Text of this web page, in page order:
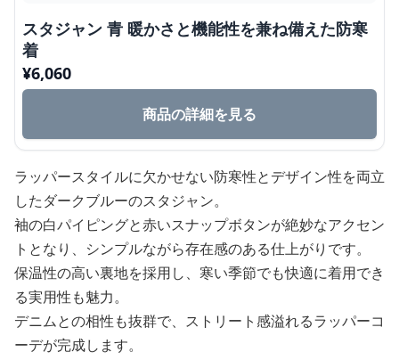
スタジャン 青 暖かさと機能性を兼ね備えた防寒
着
¥6,060
商品の詳細を見る
ラッパースタイルに欠かせない防寒性とデザイン性を両立
したダークブルーのスタジャン。
袖の白パイピングと赤いスナップボタンが絶妙なアクセン
トとなり、シンプルながら存在感のある仕上がりです。
保温性の高い裏地を採用し、寒い季節でも快適に着用でき
る実用性も魅力。
デニムとの相性も抜群で、ストリート感溢れるラッパーコ
ーデが完成します。